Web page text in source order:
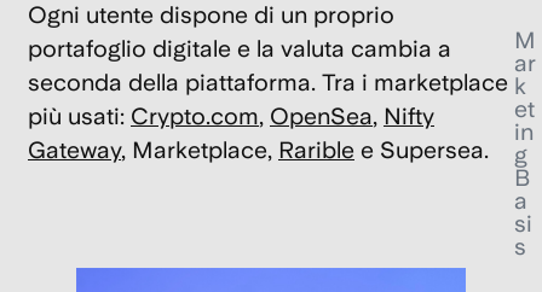
Ogni utente dispone di un proprio
portafoglio digitale e la valuta cambia a
seconda della piattaforma. Tra i marketplace
più usati: Crypto.com, OpenSea, Nifty
Gateway, Marketplace, Rarible e Supersea.
M
ar
k
et
in
g
B
a
si
s